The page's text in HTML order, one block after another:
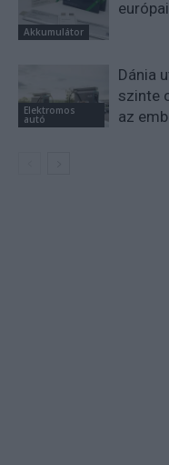
Akkumulátor
Elektromos
autó
Dánia
szinte
az